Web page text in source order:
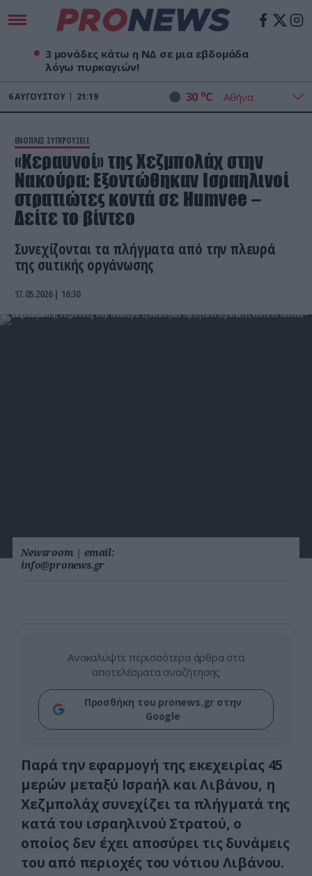
3 μονάδες κάτω η ΝΔ σε μια εβδομάδα
λόγω πυρκαγιών!
6ΑΥΓΟΎΣΤΟΥ 21:19 30 oC
ΕΝΟΠΛΕΣ ΣΥΓΚΡΟΥΣΕΙΣ
«Κεραυνοί» της Χεζμπολάχ στην
Νακούρα: Εξοντώθηκαν Ισραηλινοί
στρατιώτες κοντά σε Humvee –
Δείτε το βίντεο
Συνεχίζονται τα πλήγματα από την πλευρά
της σιιτικής οργάνωσης
17.05.2026 | 16:30
Newsroom | email:
info@pronews.gr
Ανακαλύψτε περισσότερα άρθρα στα
αποτελέσματα αναζήτησης
Προσθήκη του pronews.gr στην
Google
Παρά την εφαρμογή της εκεχειρίας 45
μερών μεταξύ Ισραήλ και Λιβάνου, η
Χεζμπολάχ συνεχίζει τα πλήγματά της
κατά του ισραηλινού Στρατού, ο
οποίος δεν έχει αποσύρει τις δυνάμεις
του από περιοχές του νότιου Λιβάνου.